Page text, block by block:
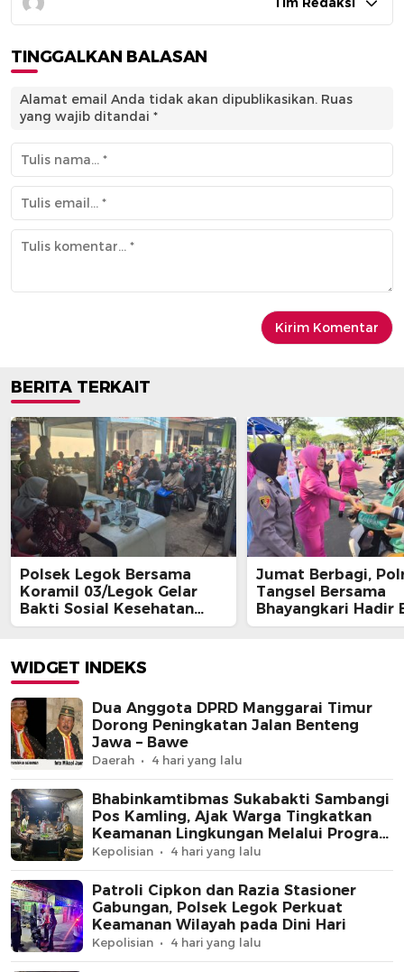
TINGGALKAN BALASAN
Alamat email Anda tidak akan dipublikasikan. Ruas
yang wajib ditandai *
BERITA TERKAIT
Polsek Legok Bersama
Koramil 03/Legok Gelar
Bakti Sosial Kesehatan
Melalui Program Jaga
Jumat Berbagi,
Tangsel Bersama
Bhayangkari Hadir
Kebahagiaan untuk
WIDGET INDEKS
Dua Anggota DPRD Manggarai Timur
Dorong Peningkatan Jalan Benteng
Jawa – Bawe
Daerah 4 hari yang lalu
Bhabinkamtibmas Sukabakti Sambangi
Pos Kamling, Ajak Warga Tingkatkan
Keamanan Lingkungan Melalui Program
Jaga Jakarta+
Kepolisian 4 hari yang lalu
Patroli Cipkon dan Razia Stasioner
Gabungan, Polsek Legok Perkuat
Keamanan Wilayah pada Dini Hari
Kepolisian 4 hari yang lalu